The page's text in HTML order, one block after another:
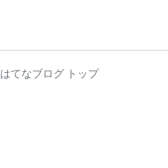
はてなブログ トップ